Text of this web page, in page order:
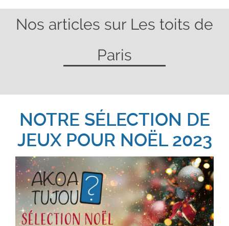
Nos articles sur Les toits de
Paris
NOTRE SÉLECTION DE
JEUX POUR NOËL 2023